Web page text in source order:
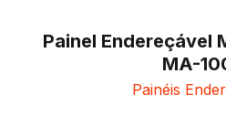
Painel Endereçável
MA-
Painéis